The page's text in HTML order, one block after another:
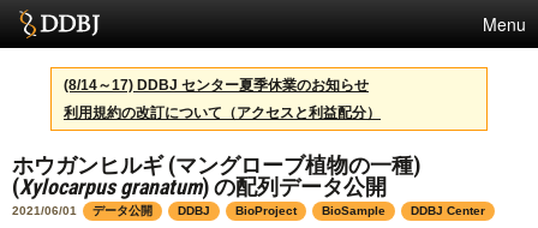
Menu
サービス
スパコン
統計
活動
(8/14～17) DDBJ センター夏季休業のお知らせ
利用規約の改訂について（アクセスと利益配分）
ホウガンヒルギ (マングローブ植物の一種)
(Xylocarpus granatum) の配列データ公開
2021/06/01 データ公開 DDBJ BioProject BioSample
DDBJ Center